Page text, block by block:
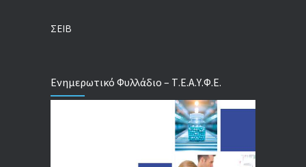
ΣΕΙΒ
Ενημερωτικό Φυλλάδιο – Τ.Ε.Α.Υ.Φ.Ε.